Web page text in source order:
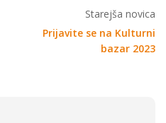
Starejša novica
Prijavite se na Kulturni
bazar 2023